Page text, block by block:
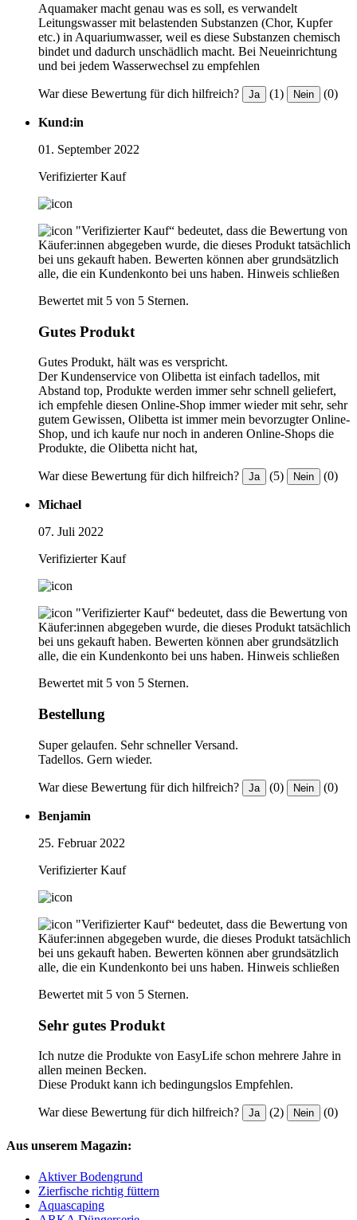
Aquamaker macht genau was es soll, es verwandelt
Leitungswasser mit belastenden Substanzen (Chor, Kupfer
etc.) in Aquariumwasser, weil es diese Substanzen chemisch
bindet und dadurch unschädlich macht. Bei Neueinrichtung
und bei jedem Wasserwechsel zu empfehlen
War diese Bewertung für dich hilfreich? Ja (1) Nein (0)
Kund:in
01. September 2022
Verifizierter Kauf
"Verifizierter Kauf“ bedeutet, dass die Bewertung von
Käufer:innen abgegeben wurde, die dieses Produkt tatsächlich
bei uns gekauft haben. Bewerten können aber grundsätzlich
alle, die ein Kundenkonto bei uns haben. Hinweis schließen
Bewertet mit 5 von 5 Sternen.
Gutes Produkt
Gutes Produkt, hält was es verspricht.
Der Kundenservice von Olibetta ist einfach tadellos, mit
Abstand top, Produkte werden immer sehr schnell geliefert,
ich empfehle diesen Online-Shop immer wieder mit sehr, sehr
gutem Gewissen, Olibetta ist immer mein bevorzugter Online-
Shop, und ich kaufe nur noch in anderen Online-Shops die
Produkte, die Olibetta nicht hat,
War diese Bewertung für dich hilfreich? Ja (5) Nein (0)
Michael
07. Juli 2022
Verifizierter Kauf
"Verifizierter Kauf“ bedeutet, dass die Bewertung von
Käufer:innen abgegeben wurde, die dieses Produkt tatsächlich
bei uns gekauft haben. Bewerten können aber grundsätzlich
alle, die ein Kundenkonto bei uns haben. Hinweis schließen
Bewertet mit 5 von 5 Sternen.
Bestellung
Super gelaufen. Sehr schneller Versand.
Tadellos. Gern wieder.
War diese Bewertung für dich hilfreich? Ja (0) Nein (0)
Benjamin
25. Februar 2022
Verifizierter Kauf
"Verifizierter Kauf“ bedeutet, dass die Bewertung von
Käufer:innen abgegeben wurde, die dieses Produkt tatsächlich
bei uns gekauft haben. Bewerten können aber grundsätzlich
alle, die ein Kundenkonto bei uns haben. Hinweis schließen
Bewertet mit 5 von 5 Sternen.
Sehr gutes Produkt
Ich nutze die Produkte von EasyLife schon mehrere Jahre in
allen meinen Becken.
Diese Produkt kann ich bedingungslos Empfehlen.
War diese Bewertung für dich hilfreich? Ja (2) Nein (0)
Aus unserem Magazin:
Aktiver Bodengrund
Zierfische richtig füttern
Aquascaping